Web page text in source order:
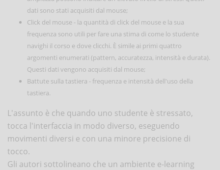
dati sono stati acquisiti dal mouse;
Click del mouse - la quantità di click del mouse e la sua
frequenza sono utili per fare una stima di come lo studente
navighi il corso e dove clicchi. È simile ai primi quattro
argomenti enumerati (pattern, accuratezza, intensità e durata).
Questi dati vengono acquisiti dal mouse;
Battute sulla tastiera - frequenza e intensità dell'uso della
tastiera.
L'assunto è che quando uno studente è stressato,
tocca l'interfaccia in modo diverso, eseguendo
movimenti diversi e con una minore precisione di
tocco.
Gli autori sottolineano che un ambiente e-learning